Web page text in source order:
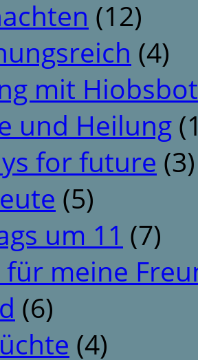
(12)
(4)
mit
und Heilung
for future (3)
(5)
um 11 (7)
für meine
(6)
(4)